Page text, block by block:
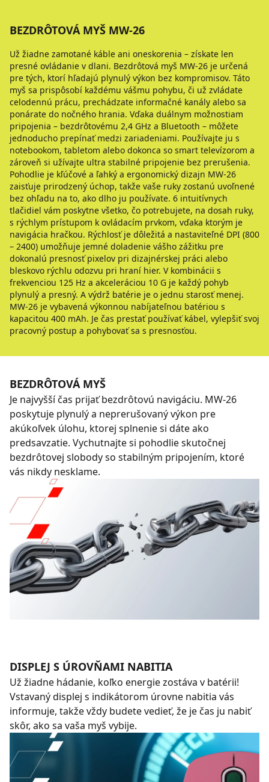
BEZDRÔTOVÁ MYŠ MW-26
Už žiadne zamotané káble ani oneskorenia – získate len
presné ovládanie v dlani. Bezdrôtová myš MW-26 je určená
pre tých, ktorí hľadajú plynulý výkon bez kompromisov. Táto
myš sa prispôsobí každému vášmu pohybu, či už zvládate
celodennú prácu, prechádzate informačné kanály alebo sa
ponárate do nočného hrania. Vďaka duálnym možnostiam
pripojenia – bezdrôtovému 2,4 GHz a Bluetooth – môžete
jednoducho prepínať medzi zariadeniami. Používajte ju s
notebookom, tabletom alebo dokonca so smart televízorom a
zároveň si užívajte ultra stabilné pripojenie bez prerušenia.
Pohodlie je kľúčové a ľahký a ergonomický dizajn MW-26
zaisťuje prirodzený úchop, takže vaše ruky zostanú uvoľnené
bez ohľadu na to, ako dlho ju používate. 6 intuitívnych
tlačidiel vám poskytne všetko, čo potrebujete, na dosah ruky,
s rýchlym prístupom k ovládacím prvkom, vďaka ktorým je
navigácia hračkou. Rýchlosť je dôležitá a nastaviteľné DPI (800
– 2400) umožňuje jemné doladenie vášho zážitku pre
dokonalú presnosť pixelov pri dizajnérskej práci alebo
bleskovo rýchlu odozvu pri hraní hier. V kombinácii s
frekvenciou 125 Hz a akceleráciou 10 G je každý pohyb
plynulý a presný. A výdrž batérie je o jednu starosť menej.
MW-26 je vybavená výkonnou nabíjateľnou batériou s
kapacitou 400 mAh. Je čas prestať používať kábel, vylepšiť svoj
pracovný postup a pohybovať sa s presnosťou.
BEZDRÔTOVÁ MYŠ
Je najvyšší čas prijať bezdrôtovú navigáciu. MW-26
poskytuje plynulý a neprerušovaný výkon pre
akúkoľvek úlohu, ktorej splnenie si dáte ako
predsavzatie. Vychutnajte si pohodlie skutočnej
bezdrôtovej slobody so stabilným pripojením, ktoré
vás nikdy nesklame.
DISPLEJ S ÚROVŇAMI NABITIA
Už žiadne hádanie, koľko energie zostáva v batérii!
Vstavaný displej s indikátorom úrovne nabitia vás
informuje, takže vždy budete vedieť, že je čas ju nabiť
skôr, ako sa vaša myš vybije.